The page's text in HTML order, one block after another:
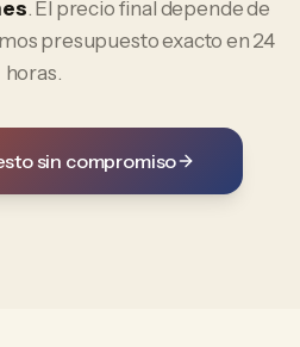
. El precio final depende de
presupuesto exacto en 24
horas.
sin compromiso